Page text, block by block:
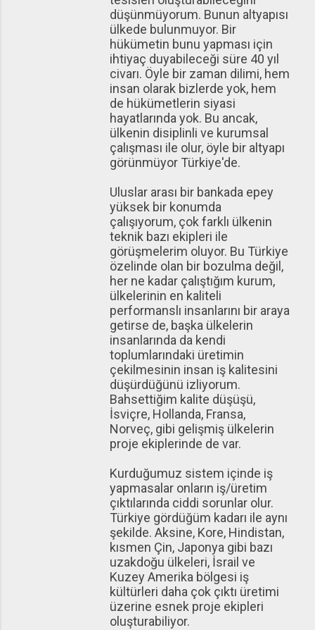
düşünmüyorum. Bunun altyapısı
ülkede bulunmuyor. Bir
hükümetin bunu yapması için
ihtiyaç duyabileceği süre 40 yıl
civarı. Öyle bir zaman dilimi, hem
insan olarak bizlerde yok, hem
de hükümetlerin siyasi
hayatlarında yok. Bu ancak,
ülkenin disiplinli ve kurumsal
çalışması ile olur, öyle bir altyapı
görünmüyor Türkiye'de.
Uluslar arası bir bankada epey
yüksek bir konumda
çalışıyorum, çok farklı ülkenin
teknik bazı ekipleri ile
görüşmelerim oluyor. Bu Türkiye
özelinde olan bir bozulma değil,
her ne kadar çalıştığım kurum,
ülkelerinin en kaliteli
performanslı insanlarını bir araya
getirse de, başka ülkelerin
insanlarında da kendi
toplumlarındaki üretimin
çekilmesinin insan iş kalitesini
düşürdüğünü izliyorum.
Bahsettiğim kalite düşüşü,
İsviçre, Hollanda, Fransa,
Norveç, gibi gelişmiş ülkelerin
proje ekiplerinde de var.
Kurduğumuz sistem içinde iş
yapmasalar onların iş/üretim
çıktılarında ciddi sorunlar olur.
Türkiye gördüğüm kadarı ile aynı
şekilde. Aksine, Kore, Hindistan,
kısmen Çin, Japonya gibi bazı
uzakdoğu ülkeleri, İsrail ve
Kuzey Amerika bölgesi iş
kültürleri daha çok çıktı üretimi
üzerine esnek proje ekipleri
oluşturabiliyor.